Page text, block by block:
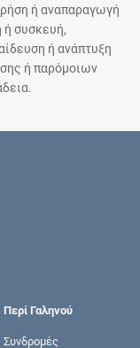
ή αναπαραγωγή
ή συσκευή,
ή ανάπτυξη
ή παρόμοιων
Περί Γαληνού
Συνδρομές